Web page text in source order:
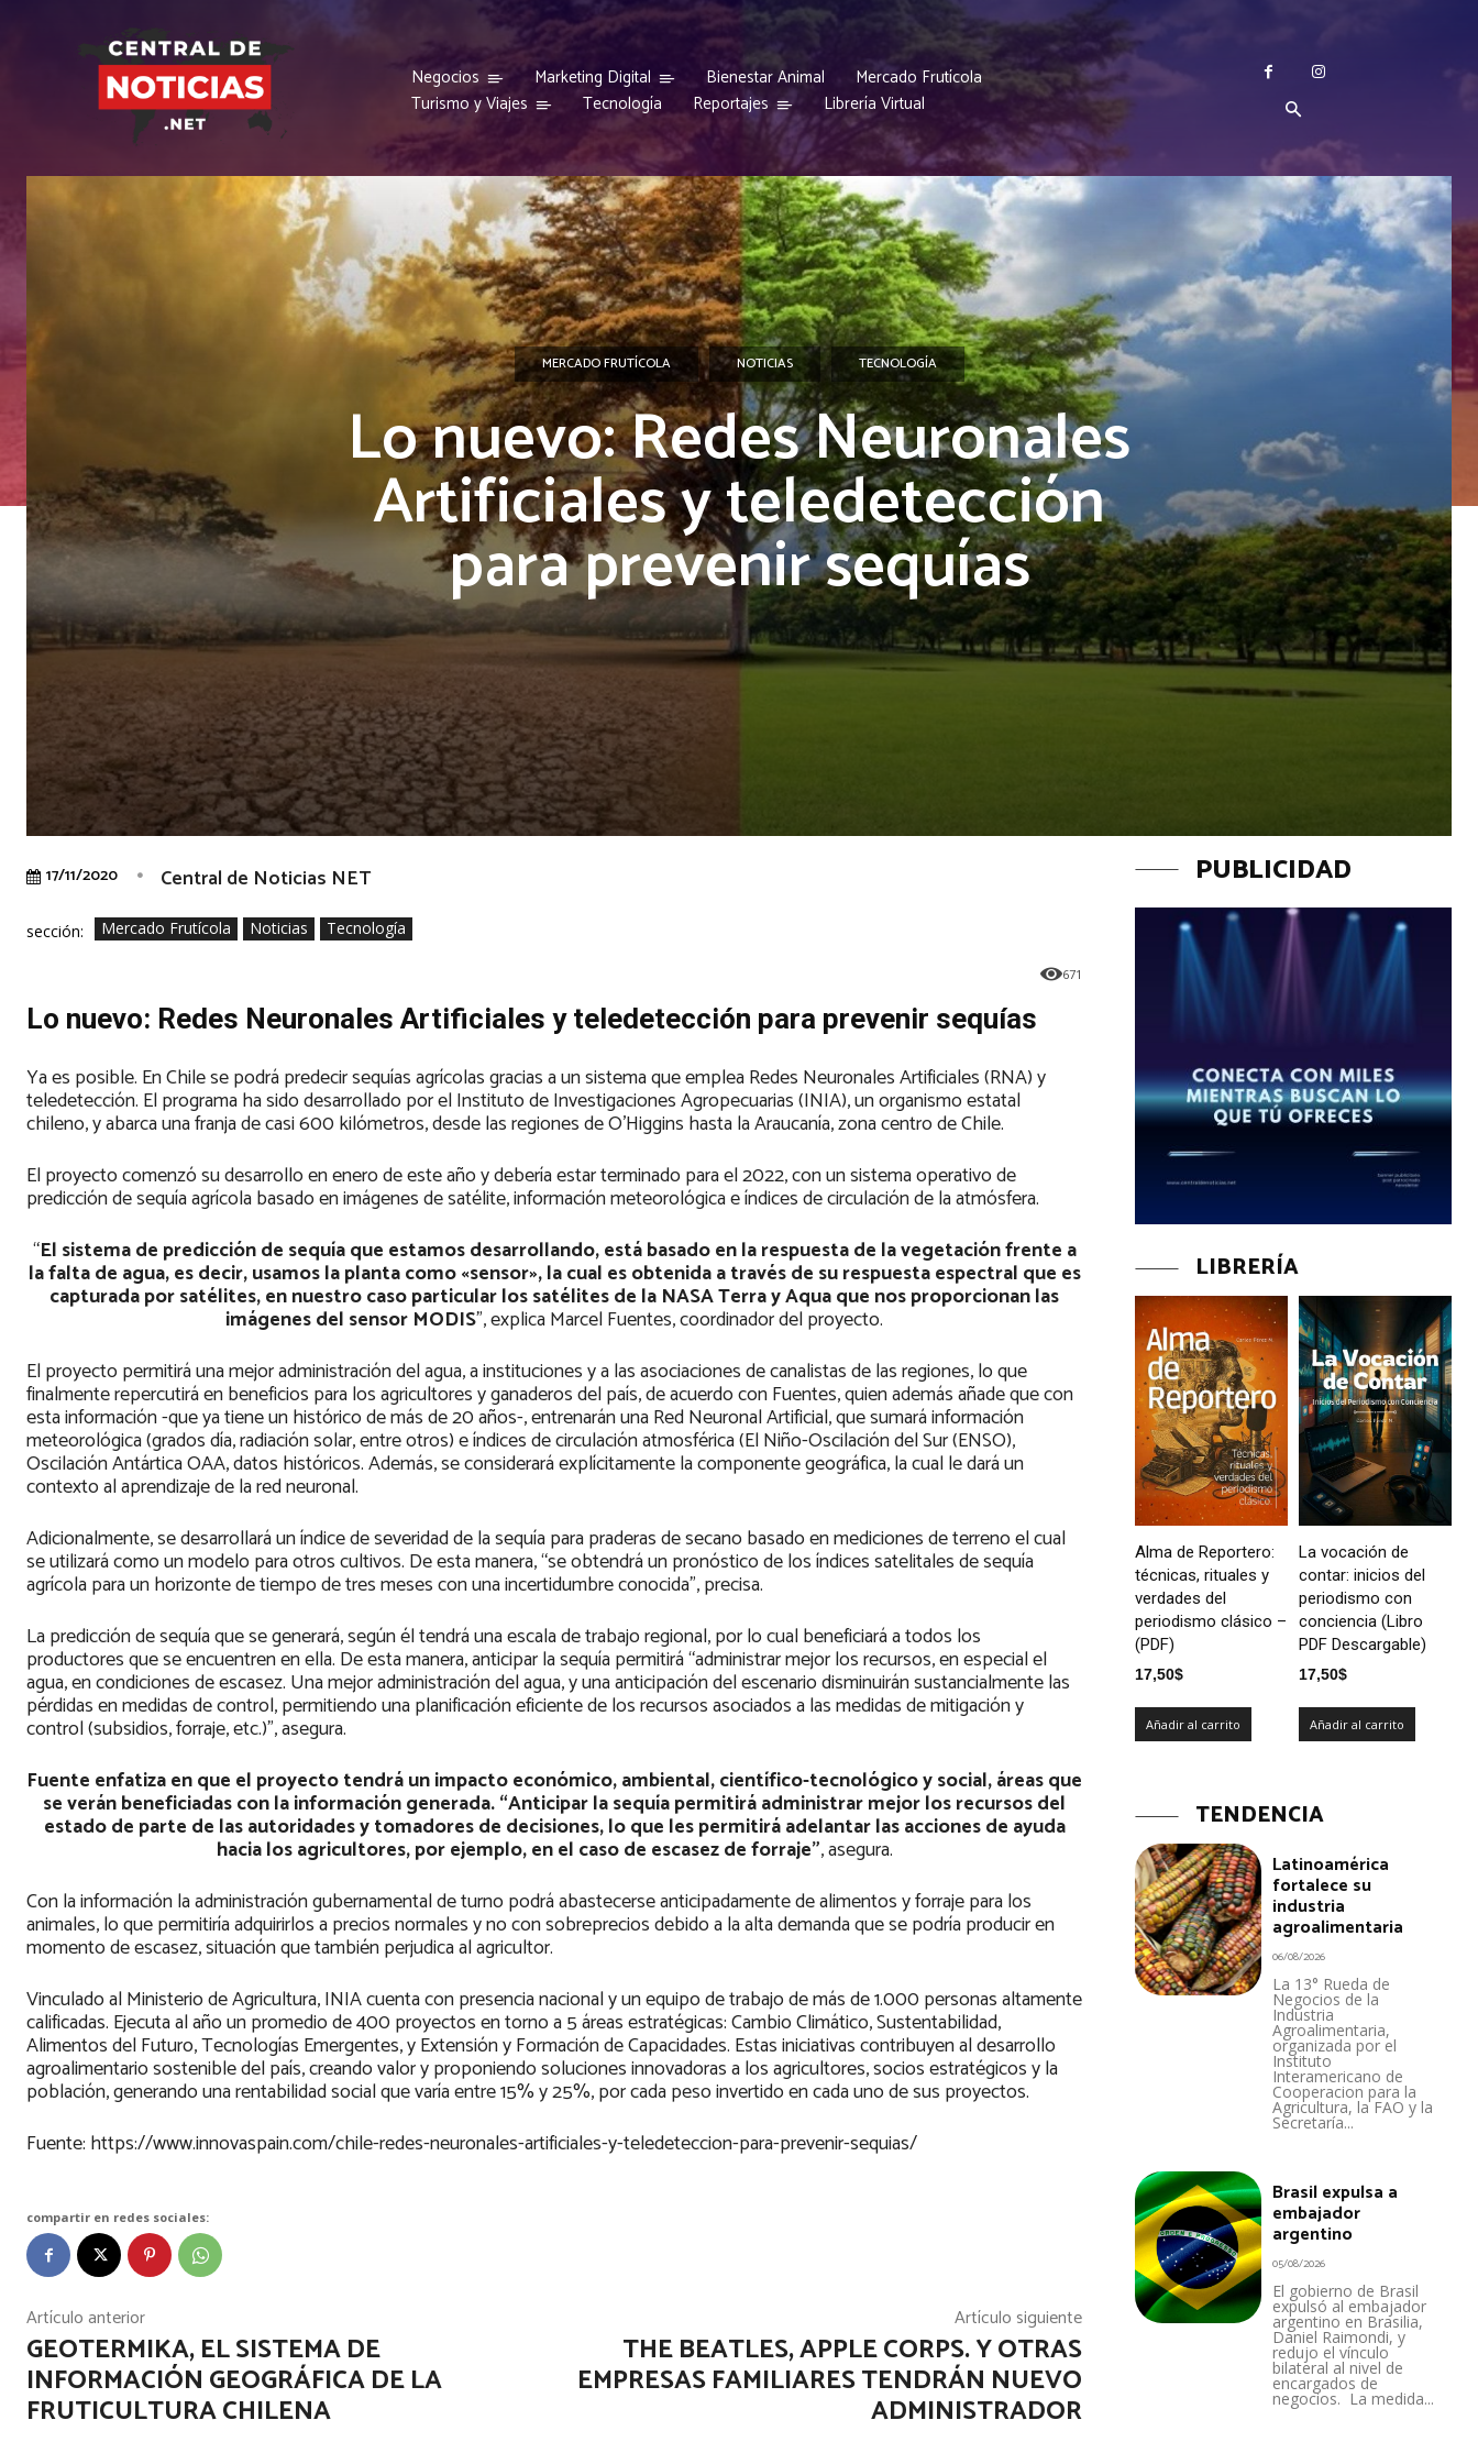
Negocios Marketing Digital Bienestar Animal
Mercado Frutícola
Turismo y Viajes
Tecnología Reportajes Librería Virtual
MERCADO FRUTÍCOLA NOTICIAS TECNOLOGÍA
Lo nuevo: Redes Neuronales
Artificiales y teledetección
para prevenir sequías
17/11/2020 Central de Noticias NET
sección: Mercado Frutícola Noticias Tecnología
671
Lo nuevo: Redes Neuronales Artificiales y teledetección para prevenir sequías
Ya es posible. En Chile se podrá predecir sequías agrícolas gracias a un sistema que emplea Redes Neuronales Artificiales (RNA) y
teledetección. El programa ha sido desarrollado por el Instituto de Investigaciones Agropecuarias (INIA), un organismo estatal
chileno, y abarca una franja de casi 600 kilómetros, desde las regiones de O’Higgins hasta la Araucanía, zona centro de Chile.
El proyecto comenzó su desarrollo en enero de este año y debería estar terminado para el 2022, con un sistema operativo de
predicción de sequía agrícola basado en imágenes de satélite, información meteorológica e índices de circulación de la atmósfera.
“El sistema de predicción de sequía que estamos desarrollando, está basado en la respuesta de la vegetación frente a
la falta de agua, es decir, usamos la planta como «sensor», la cual es obtenida a través de su respuesta espectral que es
capturada por satélites, en nuestro caso particular los satélites de la NASA Terra y Aqua que nos proporcionan las
imágenes del sensor MODIS”, explica Marcel Fuentes, coordinador del proyecto.
El proyecto permitirá una mejor administración del agua, a instituciones y a las asociaciones de canalistas de las regiones, lo que
finalmente repercutirá en beneficios para los agricultores y ganaderos del país, de acuerdo con Fuentes, quien además añade que con
esta información -que ya tiene un histórico de más de 20 años-, entrenarán una Red Neuronal Artificial, que sumará información
meteorológica (grados día, radiación solar, entre otros) e índices de circulación atmosférica (El Niño-Oscilación del Sur (ENSO),
Oscilación Antártica OAA, datos históricos. Además, se considerará explícitamente la componente geográfica, la cual le dará un
contexto al aprendizaje de la red neuronal.
Adicionalmente, se desarrollará un índice de severidad de la sequía para praderas de secano basado en mediciones de terreno el cual
se utilizará como un modelo para otros cultivos. De esta manera, “se obtendrá un pronóstico de los índices satelitales de sequía
agrícola para un horizonte de tiempo de tres meses con una incertidumbre conocida”, precisa.
La predicción de sequía que se generará, según él tendrá una escala de trabajo regional, por lo cual beneficiará a todos los
productores que se encuentren en ella. De esta manera, anticipar la sequía permitirá “administrar mejor los recursos, en especial el
agua, en condiciones de escasez. Una mejor administración del agua, y una anticipación del escenario disminuirán sustancialmente las
pérdidas en medidas de control, permitiendo una planificación eficiente de los recursos asociados a las medidas de mitigación y
control (subsidios, forraje, etc.)”, asegura.
Fuente enfatiza en que el proyecto tendrá un impacto económico, ambiental, científico-tecnológico y social, áreas que
se verán beneficiadas con la información generada. “Anticipar la sequía permitirá administrar mejor los recursos del
estado de parte de las autoridades y tomadores de decisiones, lo que les permitirá adelantar las acciones de ayuda
hacia los agricultores, por ejemplo, en el caso de escasez de forraje”, asegura.
Con la información la administración gubernamental de turno podrá abastecerse anticipadamente de alimentos y forraje para los
animales, lo que permitiría adquirirlos a precios normales y no con sobreprecios debido a la alta demanda que se podría producir en
momento de escasez, situación que también perjudica al agricultor.
Vinculado al Ministerio de Agricultura, INIA cuenta con presencia nacional y un equipo de trabajo de más de 1.000 personas altamente
calificadas. Ejecuta al año un promedio de 400 proyectos en torno a 5 áreas estratégicas: Cambio Climático, Sustentabilidad,
Alimentos del Futuro, Tecnologías Emergentes, y Extensión y Formación de Capacidades. Estas iniciativas contribuyen al desarrollo
agroalimentario sostenible del país, creando valor y proponiendo soluciones innovadoras a los agricultores, socios estratégicos y la
población, generando una rentabilidad social que varía entre 15% y 25%, por cada peso invertido en cada uno de sus proyectos.
Fuente: https://www.innovaspain.com/chile-redes-neuronales-artificiales-y-teledeteccion-para-prevenir-sequias/
compartir en redes sociales:
Artículo anterior
GEOTERMIKA, EL SISTEMA DE
INFORMACIÓN GEOGRÁFICA DE LA
FRUTICULTURA CHILENA
Artículo siguiente
THE BEATLES, APPLE CORPS. Y OTRAS
EMPRESAS FAMILIARES TENDRÁN NUEVO
ADMINISTRADOR
PUBLICIDAD
LIBRERÍA
Alma de Reportero:
técnicas, rituales y
verdades del
periodismo clásico –
(PDF)
17,50$
Añadir al carrito
La vocación de
contar: inicios del
periodismo con
conciencia (Libro
PDF Descargable)
17,50$
Añadir al carrito
TENDENCIA
Latinoamérica
fortalece su
industria
agroalimentaria
06/08/2026
La 13° Rueda de
Negocios de la
Industria
Agroalimentaria,
organizada por el
Instituto
Interamericano de
Cooperacion para la
Agricultura, la FAO y la
Secretaría...
Brasil expulsa a
embajador
argentino
05/08/2026
El gobierno de Brasil
expulsó al embajador
argentino en Brasilia,
Daniel Raimondi, y
redujo el vínculo
bilateral al nivel de
encargados de
negocios. La medida...